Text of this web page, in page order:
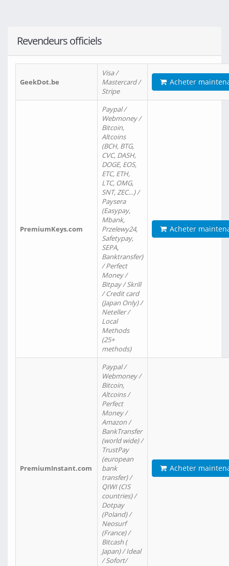
Revendeurs officiels
GeekDot.be
Visa /
Mastercard /
Stripe
Acheter
PremiumKeys.com
Paypal /
Webmoney /
Bitcoin,
Altcoins
(BCH, BTG,
CVC, DASH,
DOGE, EOS,
ETC, ETH,
LTC, OMG,
SNT, ZEC…) /
Paysera
(Easypay,
Mbank,
Przelewy24,
Safetypay,
SEPA,
Banktransfer)
/ Perfect
Money /
Bitpay / Skrill
/ Credit card
(Japan Only) /
Neteller /
Local
Methods
(25+
methods)
Acheter
PremiumInstant.com
Paypal /
Webmoney /
Bitcoin,
Altcoins /
Perfect
Money /
Amazon /
BankTransfer
(world wide) /
TrustPay
(european
bank
transfer) /
QIWI (CIS
countries) /
Dotpay
(Poland) /
Neosurf
(France) /
Bitcash (
Japan) / Ideal
/ Sofort/
Acheter